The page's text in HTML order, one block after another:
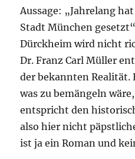
Aussage: „Jahrelang
Stadt München
Dürckheim wird nicht
Dr. Franz Carl Müller
der bekannten Realität.
was zu bemängeln
entspricht den
also hier nicht
ist ja ein Roman und